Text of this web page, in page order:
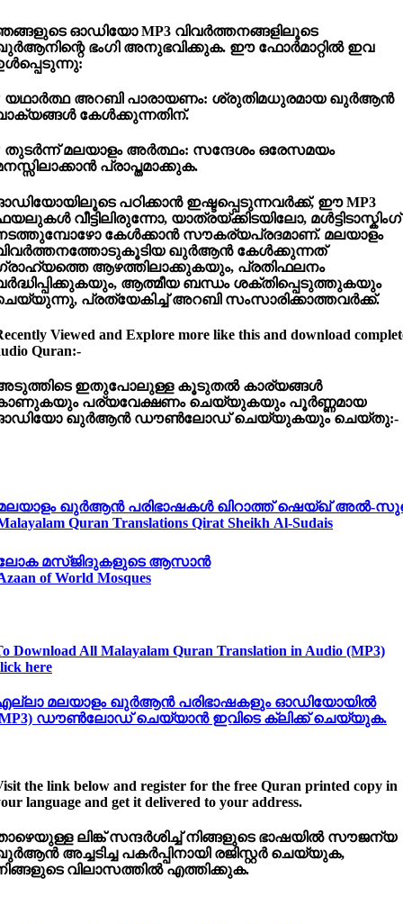
ഓഡിയോ MP3 വിവർത്തനങ്ങളിലൂടെ
ഭംഗി അനുഭവിക്കുക. ഈ ഫോർമാറ്റിൽ ഇവ
യഥാർത്ഥ അറബി പാരായണം: ശ്രുതിമധുരമായ ഖുർആൻ
കേൾക്കുന്നതിന്.
തുടർന്ന് മലയാളം അർത്ഥം: സന്ദേശം ഒരേസമയം
പ്രാപ്തമാക്കുക.
പഠിക്കാൻ ഇഷ്ടപ്പെടുന്നവർക്ക്, ഈ MP3
വീട്ടിലിരുന്നോ, യാത്രയ്ക്കിടയിലോ, മൾട്ടിടാസ്കിംഗ്
കേൾക്കാൻ സൗകര്യപ്രദമാണ്. മലയാളം
ഖുർആൻ കേൾക്കുന്നത്
ആഴത്തിലാക്കുകയും, പ്രതിഫലനം
ആത്മീയ ബന്ധം ശക്തിപ്പെടുത്തുകയും
പ്രത്യേകിച്ച് അറബി സംസാരിക്കാത്തവർക്ക്.
Viewed and Explore more like this and download
Quran:-
ഇതുപോലുള്ള കൂടുതൽ കാര്യങ്ങൾ
പര്യവേക്ഷണം ചെയ്യുകയും പൂർണ്ണമായ
ഖുർആൻ ഡൗൺലോഡ്ചെയ്യുകയും ചെയ്തു:-
ഖുർആൻ പരിഭാഷകൾ ഖിറാത്ത് ഷെയ്ഖ് അൽ-
Quran Translations Qirat Sheikh Al-Sudais
മസ്ജിദുകളുടെ ആസാൻ
of World Mosques
Download All Malayalam Quran Translation in Audio (MP3)
here
മലയാളം ഖുർആൻ പരിഭാഷകളും ഓഡിയോയിൽ
ഡൗൺലോഡ്ചെയ്യാൻ ഇവിടെ ക്ലിക്ക്ചെയ്യുക.
the link below and register for the free Quran printed copy in
language and get it delivered to your address.
ലിങ്ക്സന്ദർശിച്ച്നിങ്ങളുടെ ഭാഷയിൽ സൗജന്യ
അച്ചടിച്ച പകർപ്പിനായി രജിസ്റ്റർ ചെയ്യുക,
വിലാസത്തിൽ എത്തിക്കുക.